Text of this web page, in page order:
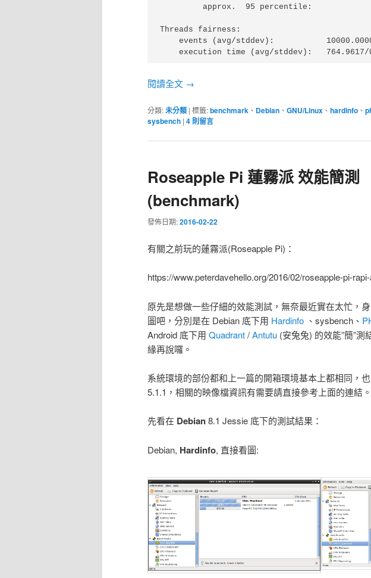
approx.  95 percentile:
Threads fairness:
events (avg/stddev):
execution time (avg/stddev):   764.9617/
閱讀全文 →
分類:未分類 | 標籤:benchmark 、 Debian 、 GNU/Linux 、 hardinfo 、
sysbench | 4則留言
Roseapple Pi 蓮霧派 效能簡測
(benchmark)
發佈日期:2016-02-22
有關之前玩的蓮霧派(Roseapple Pi)：
https://www.peterdavehello.org/2016/02/roseapple-pi-
原先是想做一些仔細的效能測試，無奈最近實在太忙，
圖吧，分別是在 Debian 底下用 Hardinfo 、sysbench、
Android 底下用 Quadrant/Antutu (安兔兔) 的效能”簡”
緣再說囉。
系統環境的部份都和上一篇的開箱環境基本上都相同，
5.1.1，相關的映像檔資訊有需要請直接參考上面的連結。
先看在 Debian8.1 Jessie 底下的測試結果：
Debian, Hardinfo, 直接看圖: